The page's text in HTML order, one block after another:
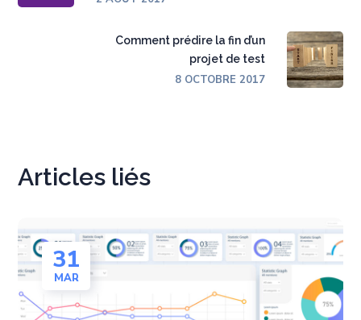
Comment prédire la fin d’un
projet de test
8 OCTOBRE 2017
Articles liés
31
MAR